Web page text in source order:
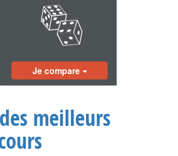
f
Je compare
meilleurs